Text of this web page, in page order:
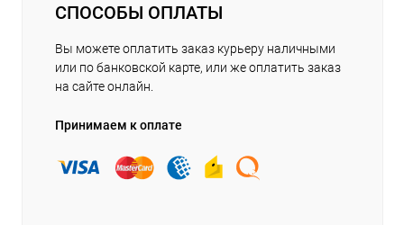
СПОСОБЫ ОПЛАТЫ
Вы можете оплатить заказ курьеру наличными
или по банковской карте, или же оплатить заказ
на сайте онлайн.
Принимаем к оплате